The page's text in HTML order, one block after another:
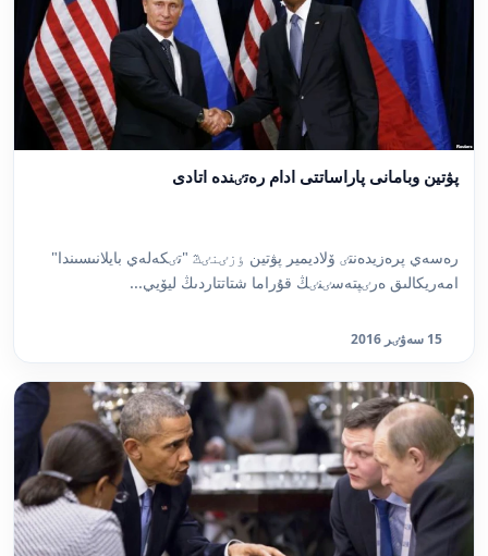
پۋتين وبامانى پاراساتتى ادام رەتٸندە اتادى
رەسەي پرەزيدەنتٸ ۆلاديمير پۋتين ٶزٸنٸڭ "تٸكەلەي بايلانىسىندا"
امەريكالىق ەرٸپتەسٸنٸڭ قۇراما شتاتتاردىڭ ليۆيي...
15 سەۋٸر 2016